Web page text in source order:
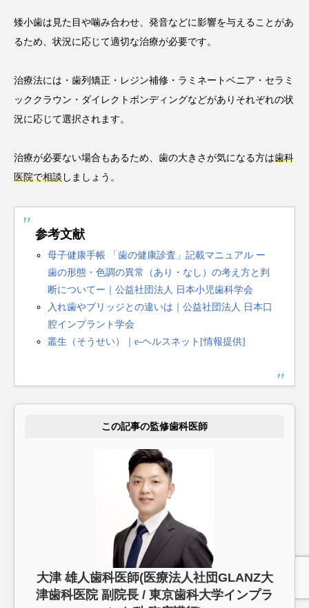
矮小歯は見た目や噛み合わせ、発音などに影響を与えることがあ
るため、状況に応じて適切な治療が必要です。
治療法には・歯列矯正・レジン補修・ラミネートベニア・セラミ
ッククラウン・ダイレクトボンディングなどがありそれぞれの状
況に応じて選択されます。
治療が必要ない場合もあるため、歯の大きさが気になる方は歯科
医院で相談 しましょう。
参考文献
母子健康手帳 「歯の健康診査」記載マニュアル ー
歯の形態・色調の異常（あり・なし）の考え方と判
断についてー｜公益社団法人 日本小児歯科学会
入れ歯やブリッジとの違いは｜公益社団法人 日本口
腔インプラント学会
叢生（そうせい）｜e-ヘルスネット[情報提供]
この記事の監修歯科医師
大津 雄人歯科医師(医療法人社団GLANZ大
津歯科医院 副院長 / 東京歯科大学インプラ